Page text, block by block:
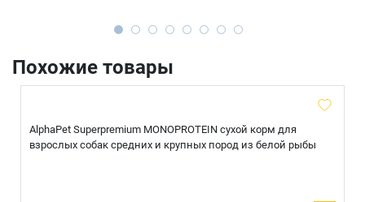
Похожие товары
AlphaPet Superpremium MONOPROTEIN сухой корм для
взрослых собак средних и крупных пород из белой рыбы